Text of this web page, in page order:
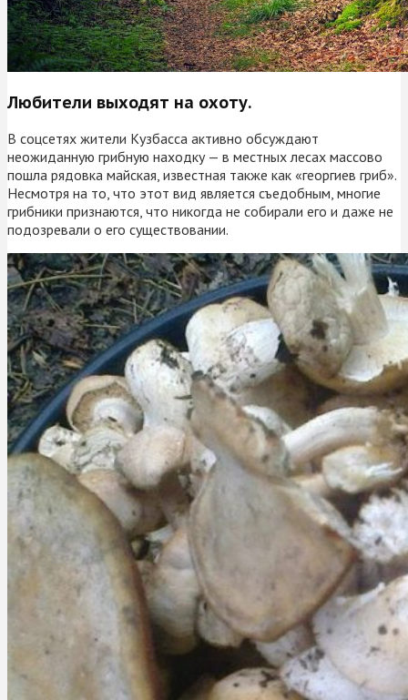
Любители выходят на охоту.
В соцсетях жители Кузбасса активно обсуждают
неожиданную грибную находку — в местных лесах массово
пошла рядовка майская, известная также как «георгиев гриб».
Несмотря на то, что этот вид является съедобным, многие
грибники признаются, что никогда не собирали его и даже не
подозревали о его существовании.